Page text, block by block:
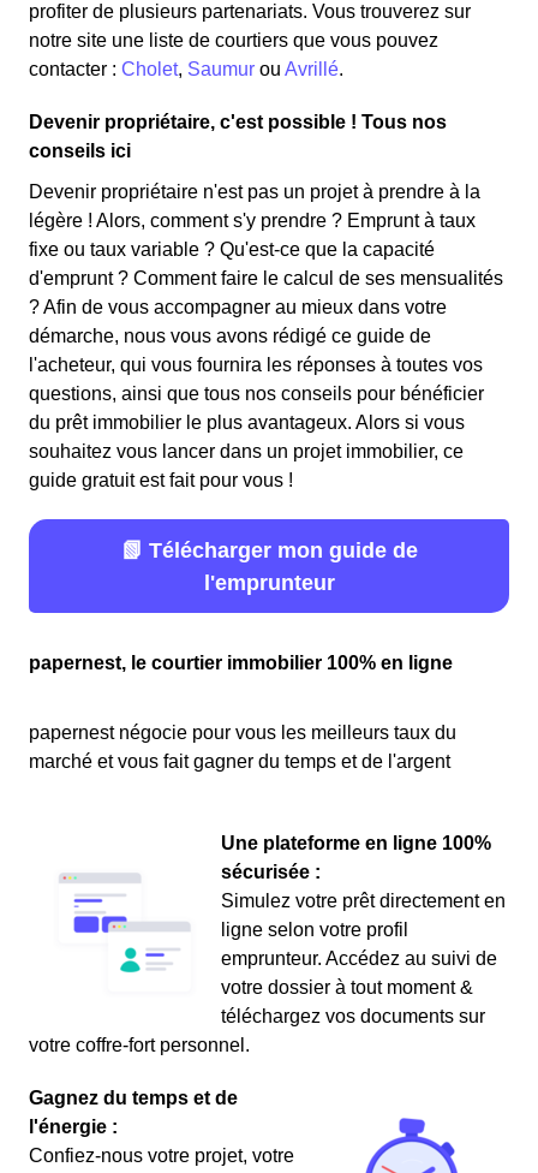
profiter de plusieurs partenariats. Vous trouverez sur
notre site une liste de courtiers que vous pouvez
contacter : Cholet, Saumur ou Avrillé.
Devenir propriétaire, c'est possible ! Tous nos
conseils ici
Devenir propriétaire n'est pas un projet à prendre à la
légère ! Alors, comment s'y prendre ? Emprunt à taux
fixe ou taux variable ? Qu'est-ce que la capacité
d'emprunt ? Comment faire le calcul de ses mensualités
? Afin de vous accompagner au mieux dans votre
démarche, nous vous avons rédigé ce guide de
l'acheteur, qui vous fournira les réponses à toutes vos
questions, ainsi que tous nos conseils pour bénéficier
du prêt immobilier le plus avantageux. Alors si vous
souhaitez vous lancer dans un projet immobilier, ce
guide gratuit est fait pour vous !
📗 Télécharger mon guide de
l'emprunteur
papernest, le courtier immobilier 100% en ligne
papernest négocie pour vous les meilleurs taux du
marché et vous fait gagner du temps et de l'argent
Une plateforme en ligne 100%
sécurisée :
Simulez votre prêt directement en
ligne selon votre profil
emprunteur. Accédez au suivi de
votre dossier à tout moment &
téléchargez vos documents sur
votre coffre-fort personnel.
Gagnez du temps et de
l'énergie :
Confiez-nous votre projet, votre